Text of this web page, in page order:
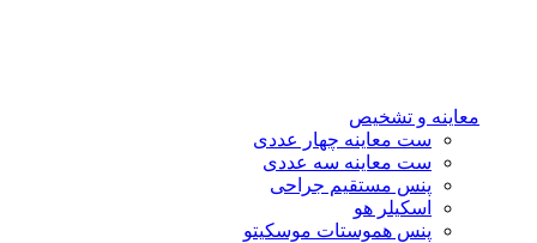
معاینه و تشخیص
ست معاینه چهار عددی
ست معاینه سه عددی
پنس مستقیم جراحی
اسکیلر هو
پنس هموستات موسکیتو